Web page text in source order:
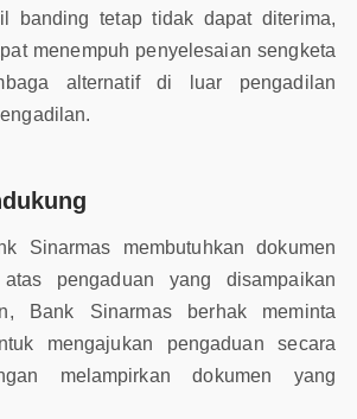
banding tetap tidak dapat diterima,
menempuh penyelesaian sengketa
alternatif di luar pengadilan
Sinarmas membutuhkan dokumen
atas pengaduan yang disampaikan
Bank Sinarmas berhak meminta
mengajukan pengaduan secara
melampirkan dokumen yang